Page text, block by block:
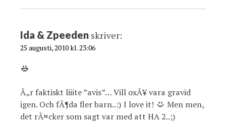
Ida & Zpeeden skriver:
25 augusti, 2010 kl. 23:06
Ã„r faktiskt liiite ”avis”… Vill oxÃ¥ vara gravid
igen. Och fÃ¶da fler barn..:) I love it!
Men men,
det rÃ¤cker som sagt var med att HA 2..;)